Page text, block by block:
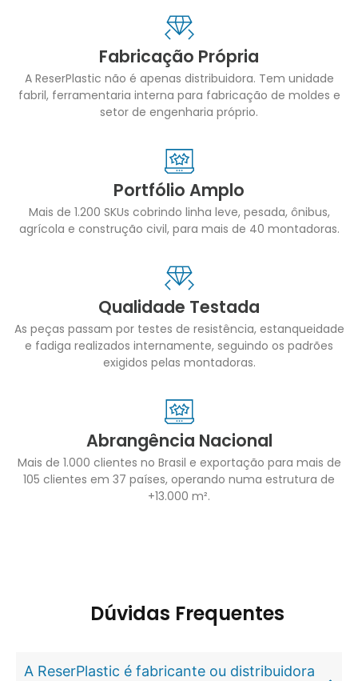
Fabricação Própria
A ReserPlastic não é apenas distribuidora. Tem unidade
fabril, ferramentaria interna para fabricação de moldes e
setor de engenharia próprio.
Portfólio Amplo
Mais de 1.200 SKUs cobrindo linha leve, pesada, ônibus,
agrícola e construção civil, para mais de 40 montadoras.
Qualidade Testada
As peças passam por testes de resistência, estanqueidade
e fadiga realizados internamente, seguindo os padrões
exigidos pelas montadoras.
Abrangência Nacional
Mais de 1.000 clientes no Brasil e exportação para mais de
105 clientes em 37 países, operando numa estrutura de
+13.000 m².
Dúvidas Frequentes
A ReserPlastic é fabricante ou distribuidora